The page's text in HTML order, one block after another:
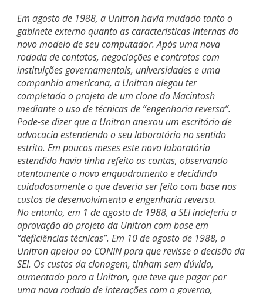
Em agosto de 1988, a Unitron havia mudado tanto o
gabinete externo quanto as características internas do
novo modelo de seu computador. Após uma nova
rodada de contatos, negociações e contratos com
instituições governamentais, universidades e uma
companhia americana, a Unitron alegou ter
completado o projeto de um clone do Macintosh
mediante o uso de técnicas de “engenharia reversa”.
Pode-se dizer que a Unitron anexou um escritório de
advocacia estendendo o seu laboratório no sentido
estrito. Em poucos meses este novo laboratório
estendido havia tinha refeito as contas, observando
atentamente o novo enquadramento e decidindo
cuidadosamente o que deveria ser feito com base nos
custos de desenvolvimento e engenharia reversa.
No entanto, em 1 de agosto de 1988, a SEI indeferiu a
aprovação do projeto da Unitron com base em
“deficiências técnicas”. Em 10 de agosto de 1988, a
Unitron apelou ao CONIN para que revisse a decisão da
SEI. Os custos da clonagem, tinham sem dúvida,
aumentado para a Unitron, que teve que pagar por
uma nova rodada de interações com o governo,